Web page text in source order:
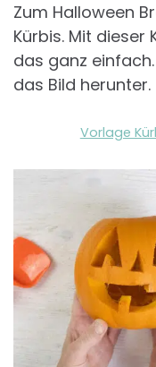
Zum Halloween
Kürbis. Mit dieser
das ganz
das Bild herunter.
Vorlage